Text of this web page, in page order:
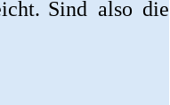
Sind also die